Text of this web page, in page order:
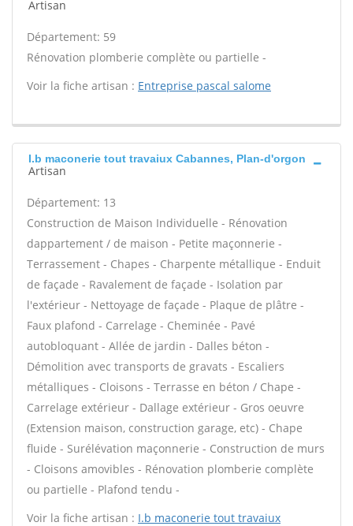
Artisan
Département: 59
Rénovation plomberie complète ou partielle -
Voir la fiche artisan : Entreprise pascal salome
I.b maconerie tout travaiux Cabannes, Plan-d'orgon
Artisan
Département: 13
Construction de Maison Individuelle - Rénovation
dappartement / de maison - Petite maçonnerie -
Terrassement - Chapes - Charpente métallique - Enduit
de façade - Ravalement de façade - Isolation par
l'extérieur - Nettoyage de façade - Plaque de plâtre -
Faux plafond - Carrelage - Cheminée - Pavé
autobloquant - Allée de jardin - Dalles béton -
Démolition avec transports de gravats - Escaliers
métalliques - Cloisons - Terrasse en béton / Chape -
Carrelage extérieur - Dallage extérieur - Gros oeuvre
(Extension maison, construction garage, etc) - Chape
fluide - Surélévation maçonnerie - Construction de murs
- Cloisons amovibles - Rénovation plomberie complète
ou partielle - Plafond tendu -
Voir la fiche artisan : I.b maconerie tout travaiux